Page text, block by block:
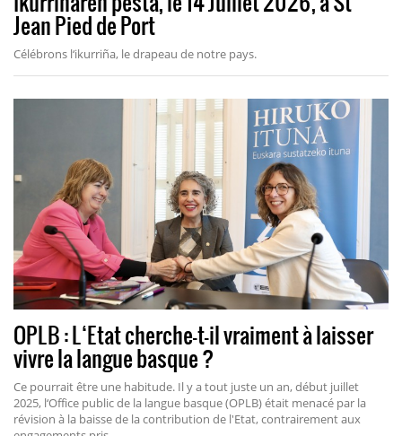
Jean Pied de Port
Célébrons l‘ikurriña, le drapeau de notre pays.
OPLB : L‘Etat cherche-t-il vraiment à laisser
vivre la langue basque ?
Ce pourrait être une habitude. Il y a tout juste un an, début juillet
2025, l‘Office public de la langue basque (OPLB) était menacé par la
révision à la baisse de la contribution de l'Etat, contrairement aux